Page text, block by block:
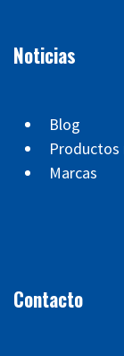
Noticias
Blog
Productos
Marcas
Contacto